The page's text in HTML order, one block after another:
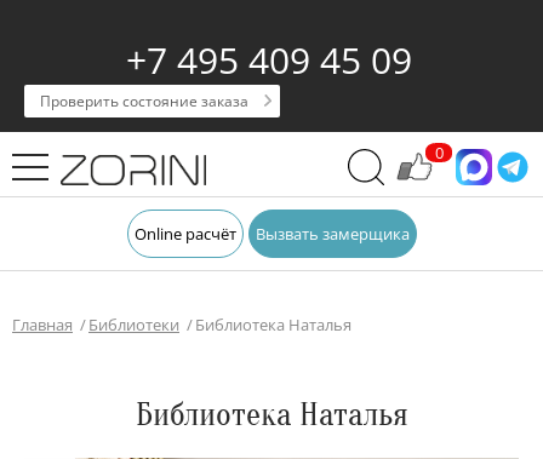
+7 495 409 45 09
Проверить состояние заказа
0
Online расчёт Вызвать замерщика
Главная Библиотеки Библиотека Наталья
Библиотека Наталья